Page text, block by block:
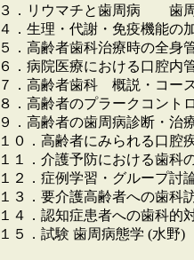
３．リウマチと歯周病 歯
４．生理・代謝・免疫機能
５．高齢者歯科治療時の全
６．病院医療における口腔内
７．高齢者歯科 概説・コー
８．高齢者のプラークコン
９．高齢者の歯周病診断・治
１０．高齢者にみられる口腔
１１．介護予防における歯科
１２．症例学習・グループ討
１３．要介護高齢者への歯科
１４．認知症患者への歯科的
１５．試験 歯周病態学 (水野)